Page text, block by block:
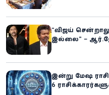
“விஜய்
இல்லை” –
இன்று மேஷ
6